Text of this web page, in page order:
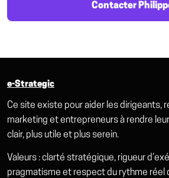
Contacter
e-Strategic
Ce site existe pour aider les dirigeants,
marketing et entrepreneurs à rendre
clair, plus utile et plus serein.
Valeurs : clarté stratégique, rigueur
pragmatisme et respect du rythme réel